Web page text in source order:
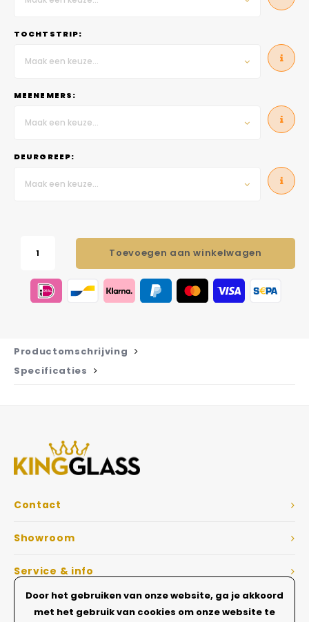
TOCHTSTRIP:
Maak een keuze...
MEENEMERS:
Maak een keuze...
DEURGREEP:
Maak een keuze...
Toevoegen aan winkelwagen
Productomschrijving
Specificaties
Contact
Showroom
Service & info
Dé Glazen wanden specialist
Door het gebruiken van onze website, ga je akkoord
met het gebruik van cookies om onze website te